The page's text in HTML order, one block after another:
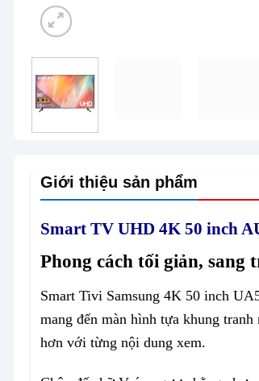
Giới thiệu sản phẩm
Smart TV UHD 4K 50 inch
Phong cách tối giản, sang
Smart Tivi Samsung 4K 50 inch
mang đến màn hình tựa khung
hơn với từng nội dung xem.